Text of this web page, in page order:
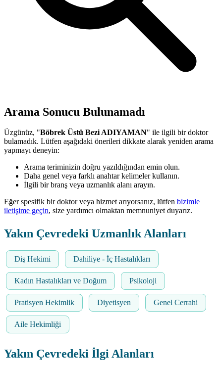
Arama Sonucu Bulunamadı
Üzgünüz, "Böbrek Üstü Bezi ADIYAMAN" ile ilgili bir doktor
bulamadık. Lütfen aşağıdaki önerileri dikkate alarak yeniden arama
yapmayı deneyin:
Arama teriminizin doğru yazıldığından emin olun.
Daha genel veya farklı anahtar kelimeler kullanın.
İlgili bir branş veya uzmanlık alanı arayın.
Eğer spesifik bir doktor veya hizmet arıyorsanız, lütfen bizimle
iletişime geçin, size yardımcı olmaktan memnuniyet duyarız.
Yakın Çevredeki Uzmanlık Alanları
Diş Hekimi Dahiliye - İç Hastalıkları
Kadın Hastalıkları ve Doğum Psikoloji
Pratisyen Hekimlik Diyetisyen Genel Cerrahi
Aile Hekimliği
Yakın Çevredeki İlgi Alanları